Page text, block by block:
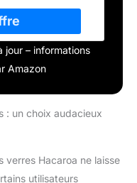
jour – informations
Amazon
: un choix audacieux
verres Hacaroa ne laisse
utilisateurs